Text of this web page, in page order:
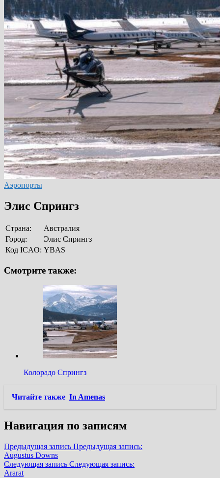
Аэропорты
Элис Спрингз
Страна:
Австралия
Город:
Элис Спрингз
Код ICAO: YBAS
Смотрите также:
Колорадо Спрингз
Читайте также In Amenas
Навигация по записям
Предыдущая запись Предыдущая запись:
Augustus Downs
Следующая запись Следующая запись:
Ararat